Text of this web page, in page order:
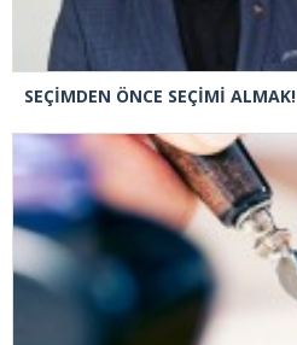
SEÇİMDEN ÖNCE SEÇİMİ ALMAK!